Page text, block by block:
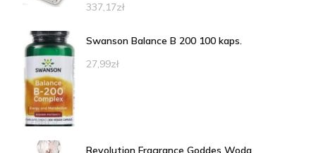
337,17zł
Swanson Balance B 200 100 kaps.
27,99zł
Revolution Fragrance Goddes Woda